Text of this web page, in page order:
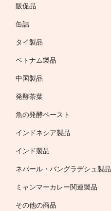
販促品
缶詰
タイ製品
ベトナム製品
中国製品
発酵茶葉
魚の発酵ペースト
インドネシア製品
インド製品
ネパール・バングラデシュ製品
ミャンマーカレー関連製品
その他の商品